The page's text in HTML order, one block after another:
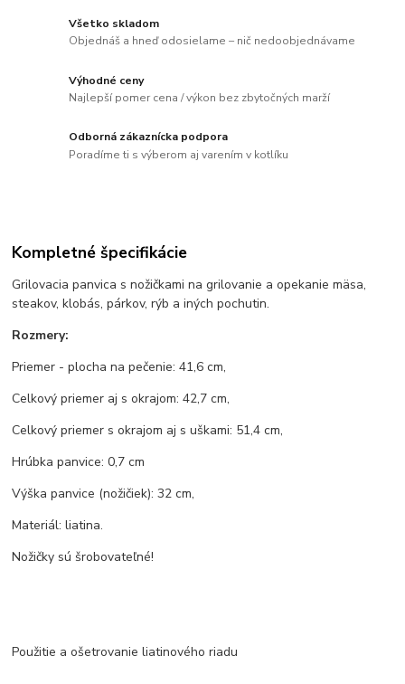
Všetko skladom
Objednáš a hneď odosielame – nič nedoobjednávame
Výhodné ceny
Najlepší pomer cena / výkon bez zbytočných marží
Odborná zákaznícka podpora
Poradíme ti s výberom aj varením v kotlíku
Kompletné špecifikácie
Grilovacia panvica s nožičkami na grilovanie a opekanie mäsa,
steakov, klobás, párkov, rýb a iných pochutin.
Rozmery:
Priemer - plocha na pečenie: 41,6 cm,
Celkový priemer aj s okrajom: 42,7 cm,
Celkový priemer s okrajom aj s uškami: 51,4 cm,
Hrúbka panvice: 0,7 cm
Výška panvice (nožičiek): 32 cm,
Materiál: liatina.
Nožičky sú šrobovateľné!
Použitie a ošetrovanie liatinového riadu